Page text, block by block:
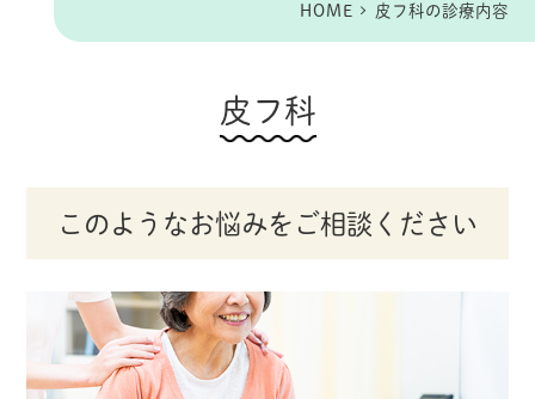
HOME 皮フ科の診療内容
皮フ科
このようなお悩みをご相談ください